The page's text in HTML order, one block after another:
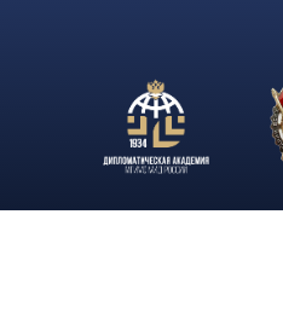
Дипломатической академии
принял участие в работе X
юридического форума
правовое измерение»